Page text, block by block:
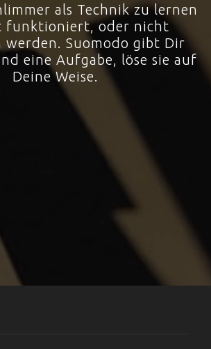
als Technik zu lernen
funktioniert, oder nicht
werden. Suomodo gibt Dir
eine Aufgabe, löse sie auf
Deine Weise.